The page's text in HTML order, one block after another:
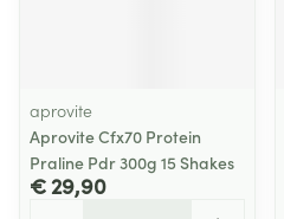
aprovite
Aprovite Cfx70 Protein
Praline Pdr 300g 15 Shakes
€ 29,90